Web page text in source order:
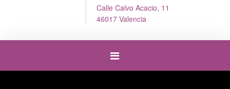
Calle Calvo Acacio, 11
46017 Valencia
Cambiar